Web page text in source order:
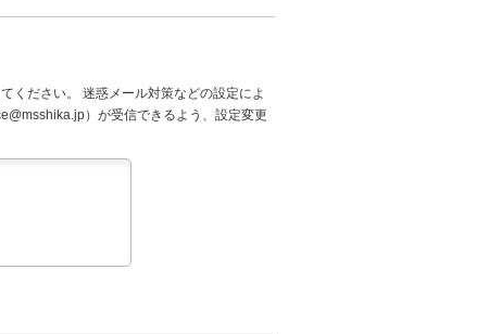
ください。 迷惑メール対策などの設定によ
）が受信できるよう、設定変更